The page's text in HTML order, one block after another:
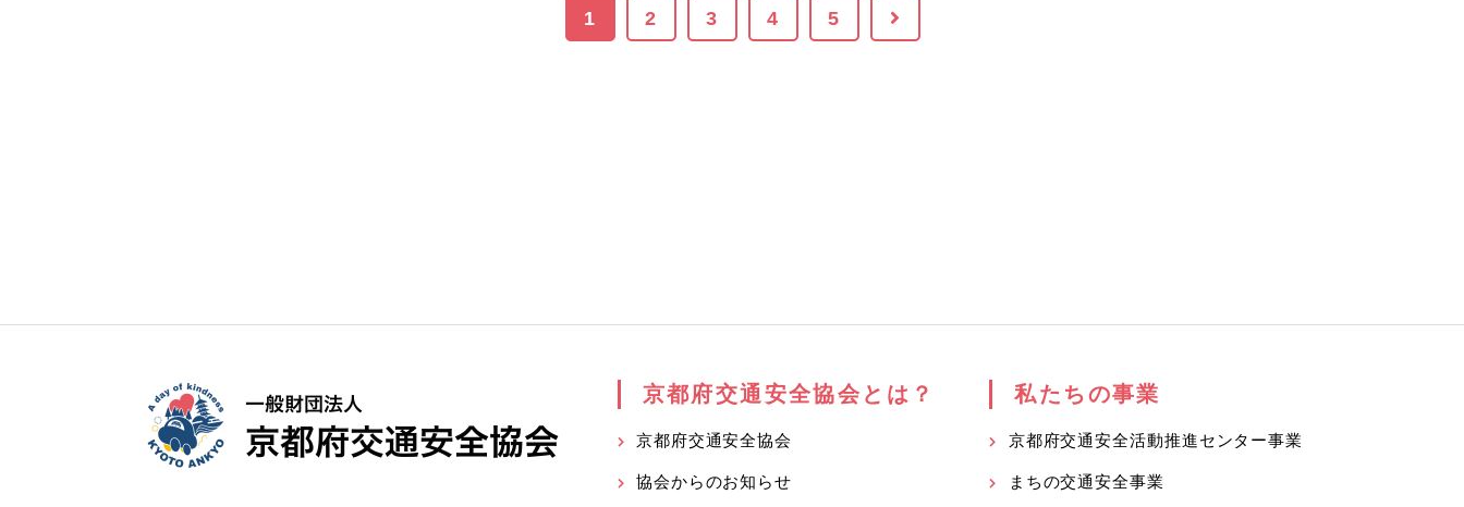
1 2 3 4 5
京都府交通安全協会とは？
京都府交通安全協会
協会からのお知らせ
私たちの事業
京都府交通安全活動推進センター事業
まちの交通安全事業